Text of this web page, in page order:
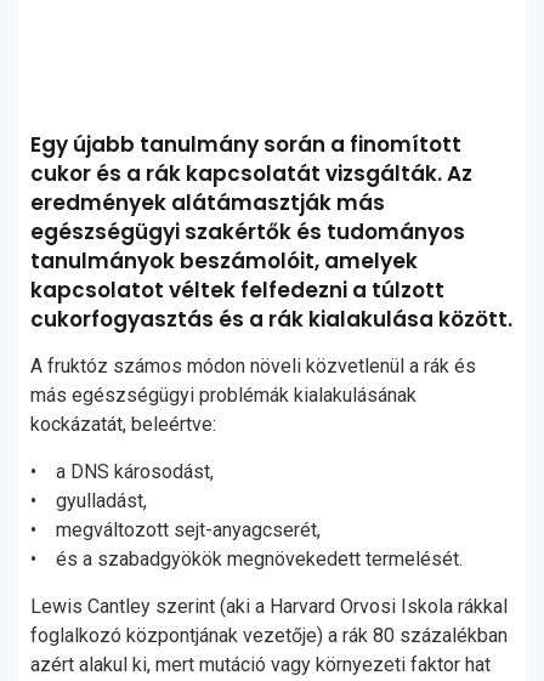
Egy újabb tanulmány során a finomított
cukor és a rák kapcsolatát vizsgálták. Az
eredmények alátámasztják más
egészségügyi szakértők és tudományos
tanulmányok beszámolóit, amelyek
kapcsolatot véltek felfedezni a túlzott
cukorfogyasztás és a rák kialakulása között.
A fruktóz számos módon növeli közvetlenül a rák és
más egészségügyi problémák kialakulásának
kockázatát, beleértve:
• a DNS károsodást,
• gyulladást,
• megváltozott sejt-anyagcserét,
• és a szabadgyökök megnövekedett termelését.
Lewis Cantley szerint (aki a Harvard Orvosi Iskola rákkal
foglalkozó központjának vezetője) a rák 80 százalékban
azért alakul ki, mert mutáció vagy környezeti faktor hat